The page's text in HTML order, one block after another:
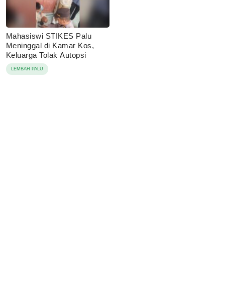
Mahasiswi STIKES Palu
Meninggal di Kamar Kos,
Keluarga Tolak Autopsi
LEMBAH PALU